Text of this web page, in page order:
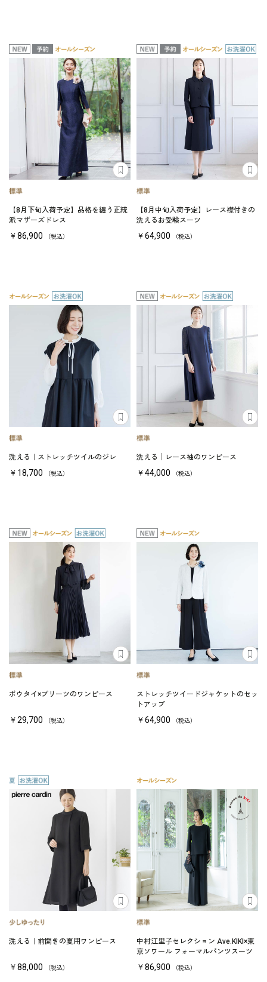
【8月下旬入荷予定】品格を纏う正統
派マザーズドレス
￥86,900 （税込）
【8月中旬入荷予定】レース襟付きの
洗えるお受験スーツ
￥64,900 （税込）
洗える｜ストレッチツイルのジレ
￥18,700 （税込）
洗える│レース袖のワンピース
￥44,000 （税込）
ボウタイ×プリーツのワンピース
￥29,700 （税込）
ストレッチツイードジャケットのセッ
トアップ
￥64,900 （税込）
洗える｜前開きの夏用ワンピース
￥88,000 （税込）
中村江里子セレクション Ave.KIKI×東
京ソワール フォーマルパンツスーツ
￥86,900 （税込）